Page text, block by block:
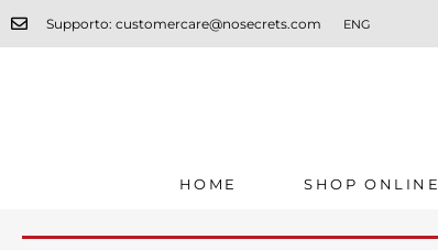
Supporto: customercare@nosecrets.com ENG
HOME SHOP ONLINE